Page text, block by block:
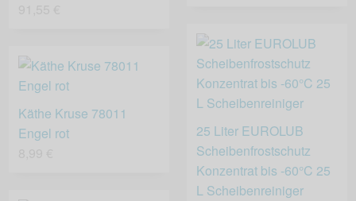
25 Liter EUROLUB
Scheibenfrostschutz
Konzentrat bis -60°C 25
L Scheibenreiniger
Käthe Kruse 78011
Engel rot